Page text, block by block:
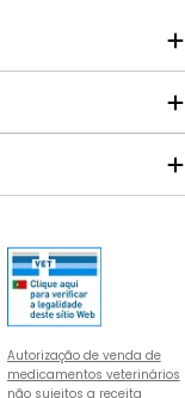
Autorização de venda de
medicamentos veterinários
não sujeitos a receita